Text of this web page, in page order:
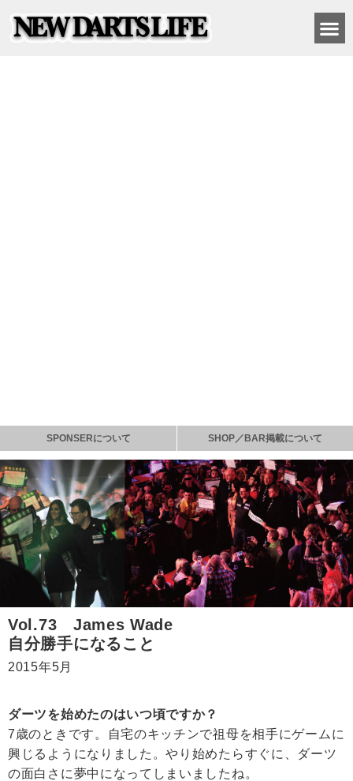
SPONSERについて SHOP／BAR掲載について
Vol.73 James Wade
自分勝手になること
2015年5月
ダーツを始めたのはいつ頃ですか？
7歳のときです。自宅のキッチンで祖母を相手にゲームに
興じるようになりました。やり始めたらすぐに、ダーツ
の面白さに夢中になってしまいましたね。